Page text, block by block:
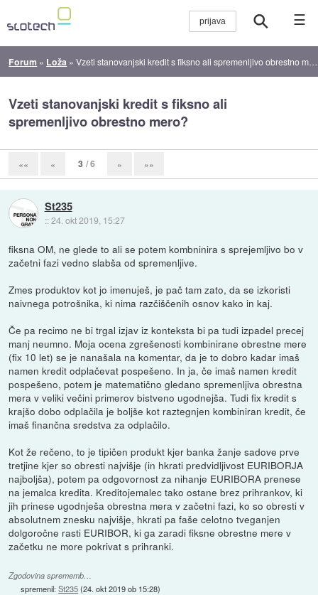
☰
Forum » Loža »Vzeti stanovanjski kredit s fiksno ali spremenljivo obrestno mero?
Vzeti stanovanjski kredit s fiksno ali
spremenljivo obrestno mero?
«« « 3 / 6 » »»
St235
::24. okt 2019, 15:27
fiksna OM, ne glede to ali se potem kombninira s sprejemljivo bo v
začetni fazi vedno slabša od spremenljive.
Zmes produktov kot jo imenuješ, je pač tam zato, da se izkoristi
naivnega potrošnika, ki nima razčiščenih osnov kako in kaj.
Če pa recimo ne bi trgal izjav iz konteksta bi pa tudi izpadel precej
manj neumno. Moja ocena zgrešenosti kombinirane obrestne mere
(fix 10 let) se je nanašala na komentar, da je to dobro kadar imaš
namen kredit odplačevat pospešeno. In ja, če imaš namen kredit
pospešeno, potem je matematično gledano spremenljiva obrestna
mera v veliki večini primerov bistveno ugodnejša. Tudi fix kredit s
krajšo dobo odplačila je boljše kot raztegnjen kombiniran kredit, če
imaš finančna sredstva za odplačilo.
Kot že rečeno, to je tipičen produkt kjer banka žanje sadove prve
tretjine kjer so obresti najvišje (in hkrati predvidljivost EURIBORJA
najboljša), potem pa odgovornost za nihanje EURIBORA prenese
na jemalca kredita. Kreditojemalec tako ostane brez prihrankov, ki
jih prinese ugodnješa obrestna mera v začetni fazi, ko so obresti v
absolutnem znesku najvišje, hkrati pa faše celotno tveganjen
dolgoročne rasti EURIBOR, ki ga zaradi fiksne obrestne mere v
začetku ne more pokrivat s prihranki.
Zgodovina sprememb…
spremenil:St235(24. okt 2019 ob 15:28)